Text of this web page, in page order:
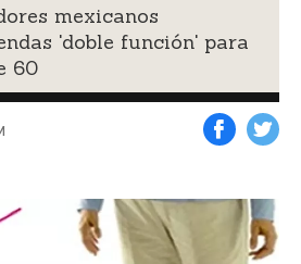
mexicanos
'doble función' para
60